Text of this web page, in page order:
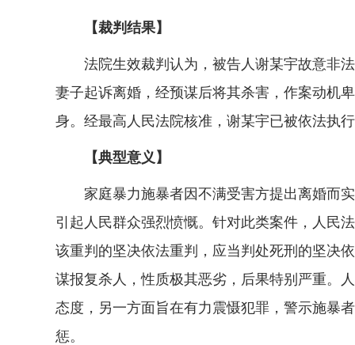
【裁判结果】
法院生效裁判认为，被告人谢某宇故意非法
妻子起诉离婚，经预谋后将其杀害，作案动机
身。经最高人民法院核准，谢某宇已被依法执
【典型意义】
家庭暴力施暴者因不满受害方提出离婚而实
引起人民群众强烈愤慨。针对此类案件，人民
该重判的坚决依法重判，应当判处死刑的坚决
谋报复杀人，性质极其恶劣，后果特别严重。
态度，另一方面旨在有力震慑犯罪，警示施暴
惩。